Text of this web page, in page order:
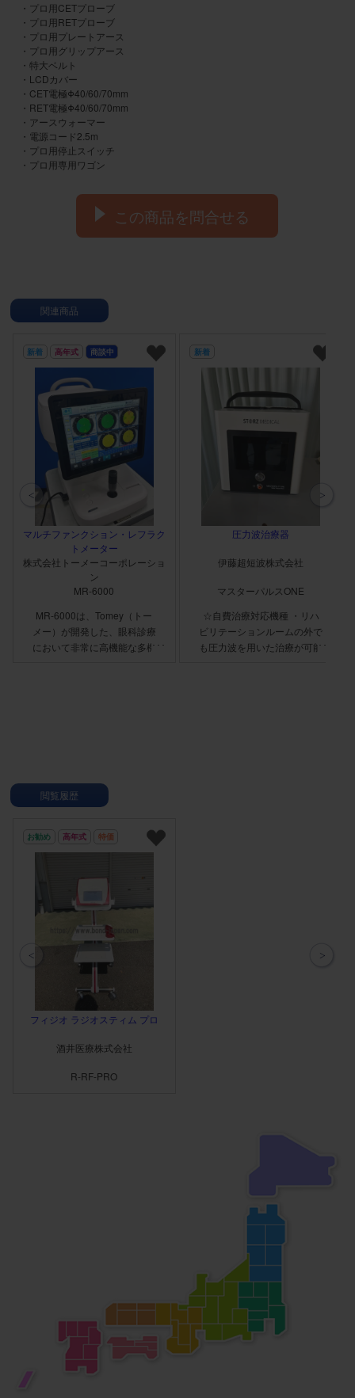
・プロ用CETプローブ
・プロ用RETプローブ
・プロ用プレートアース
・プロ用グリップアース
・特大ベルト
・LCDカバー
・CET電極Φ40/60/70mm
・RET電極Φ40/60/70mm
・アースウォーマー
・電源コード2.5m
・プロ用停止スイッチ
・プロ用専用ワゴン
この商品を問合せる
関連商品
新着 高年式 商談中
マルチファンクション・レフラク
トメーター
株式会社トーメーコーポレーショ
ン
MR-6000
MR-6000は、Tomey（トー
メー）が開発した、眼科診療
において非常に高機能な多機
いるため非常に便利です。
新着
圧力波治療器
伊藤超短波株式会社
マスターパルスONE
☆自費治療対応機種 ・リハ
ビリテーションルームの外で
も圧力波を用いた治療が可能
閲覧履歴
お勧め 高年式 特価
フィジオ ラジオスティム プロ
酒井医療株式会社
R-RF-PRO